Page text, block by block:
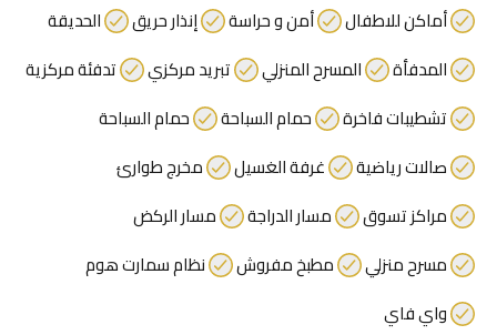
أماكن للاطفال أمن و حراسة إنذار حريق
الحديقة
المدفأة
المسرح المنزلي تبريد مركزي
تدفئة مركزية
تشطيبات فاخرة
حمام السباحة
حمام السباحة
صالات رياضية
غرفة الغسيل
مخرج طوارئ
مراكز تسوق
مسار الدراجة
مسار الركض
مسرح منزلي
مطبخ مفروش
نظام سمارت هوم
واي فاي